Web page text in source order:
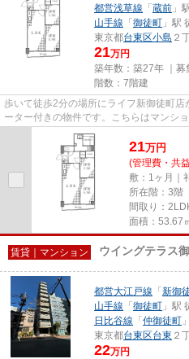
都営浅草線 「 蔵前 」
山手線 「 御徒町 」駅
東京都台東区小島 ２
21万円
築年数：築27年 ｜募
階数：7階建
歩いて徒歩2分の場所にライフ新御徒町
ーター付きの物件です。こちらはマンシ
が張られてあり、印象的な外観...
21万円
(管理費・共
敷：1ヶ月｜
所在階：3階
間取り：
面積：53.67
賃貸｜マンション ウイングテラス
都営大江戸線 「 新御
山手線 「 御徒町 」駅
日比谷線 「 仲御徒町
東京都台東区台東 ２
22万円